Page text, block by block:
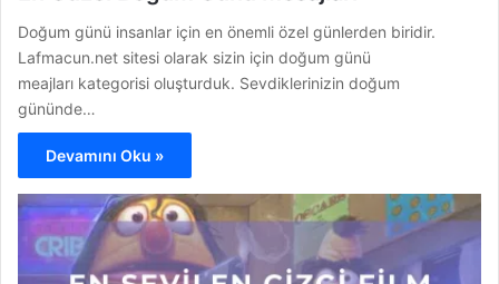
Doğum günü insanlar için en önemli özel günlerden biridir.
Lafmacun.net sitesi olarak sizin için doğum günü
meajları kategorisi oluşturduk. Sevdiklerinizin doğum
gününde…
Devamını Oku »